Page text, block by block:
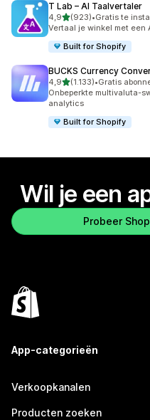
T Lab – AI Taalvertaler
4,9van 5 sterren
(923)
923 recensies in totaal
•Gratis te
Vertaal je winkel met een
Built for Shopify
BUCKS Currency
4,9van 5 sterren
(1.133)
1133 recensies in totaal
•Gratis
Onbeperkte multivaluta-
analytics
Built for Shopify
Wil je een
Probeer
App-categorieën
Verkoopkanalen
Producten zoeken